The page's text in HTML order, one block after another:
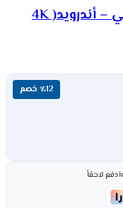
شاشة 58 بوصة سمارت كي ام سي – أندرويد( 4K
٪12 خصم
لاحقاً